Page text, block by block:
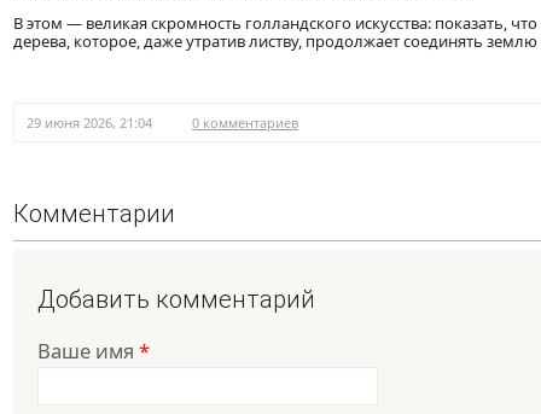
В этом — великая скромность голландского искусства: показать,
дерева, которое, даже утратив листву, продолжает соединять
29 июня 2026, 21:04 0 комментариев
Комментарии
Добавить комментарий
Ваше имя *